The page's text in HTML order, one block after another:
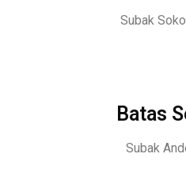
Subak
Batas
Subak